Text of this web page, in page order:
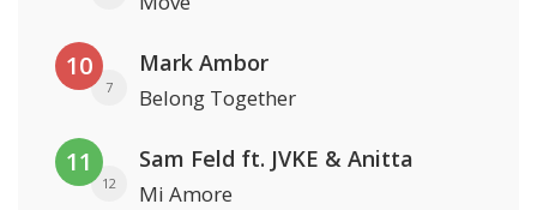
10
7
Mark Ambor
Belong Together
11
12
Sam Feld ft. JVKE & Anitta
Mi Amore